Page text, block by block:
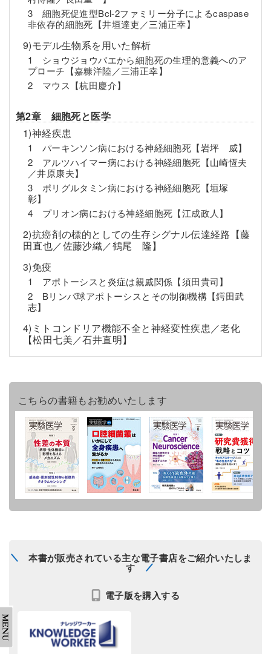
3 細胞死促進型Bcl-2ファミリー分子によるcaspase
非依存的細胞死【井垣達吏／三浦正幸】
9)モデル生物系を用いた解析
1 ショウジョウバエから細胞死の生理的意義へのア
プローチ【嘉糠洋陸／三浦正幸】
2 マウス【杭田慶介】
第2章 細胞死と医学
1)神経疾患
1 パーキンソン病における神経細胞死【岩坪 威】
2 アルツハイマー病における神経細胞死【山崎恆夫
／井原康夫】
3 ポリグルタミン病における神経細胞死【垣塚
彰】
4 プリオン病における神経細胞死【江成政人】
2)抗癌剤の標的としての生存シグナル伝達経路【藤
田直也／佐藤沙織／鶴尾 隆】
3)免疫
1 アポトーシスと炎症は親戚関係【須田貴司】
2 Bリンパ球アポトーシスとその制御機構【鍔田武
志】
4)ミトコンドリア機能不全と神経変性疾患／老化
【松田七美／石井直明】
こちらの書籍もお勧めいたします
本書が販売されている主な電子書店をご紹介いたしま
す
電子版を購入する